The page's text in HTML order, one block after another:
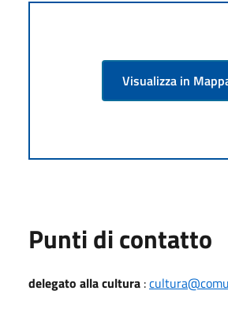
Visualizza in
Punti di contatto
delegato alla cultura :